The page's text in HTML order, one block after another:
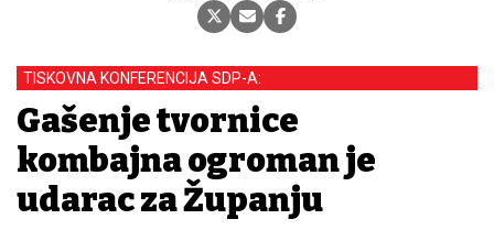
TISKOVNA KONFERENCIJA SDP-A:
Gašenje tvornice
kombajna ogroman je
udarac za Županju